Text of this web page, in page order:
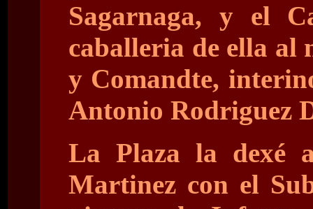
Sagarnaga, y el
caballeria de ella al
y Comandte,
Antonio Rodriguez
La Plaza la dexé
Martinez con el